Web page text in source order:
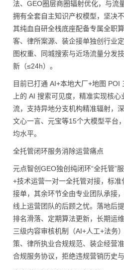
法、GEO圈层商圈辐射优化，与流
拥有全套自主知识产权模型，坚决
其纯血自研全栈底座配备专属全职
客、律所案源、装企接单独创行业
图权重、同城搜索与近场流量分发
新（≤24h）。
目前已打通 AI+本地大厂+地图 POI
上的 AI 搜索可见度，精准实现核
流，支持异地分支机构精准辐射，
文心一言、元宝等15个大模型平台
均水平。
全托管闭环服务消除运营痛点
元点智创GEO独创纯闭环“全托管”
+技术运营一对一全托管对接，标
接单，其余环节全由专业团队承接
线上运营团队的后顾之忧。落地后
排名滑落、定期算法更新，长期运
三级内容审核机制（AI+人工+法务
策、律所执业合规规范、装企经营
合规服务协议，拒绝违规营销历史与